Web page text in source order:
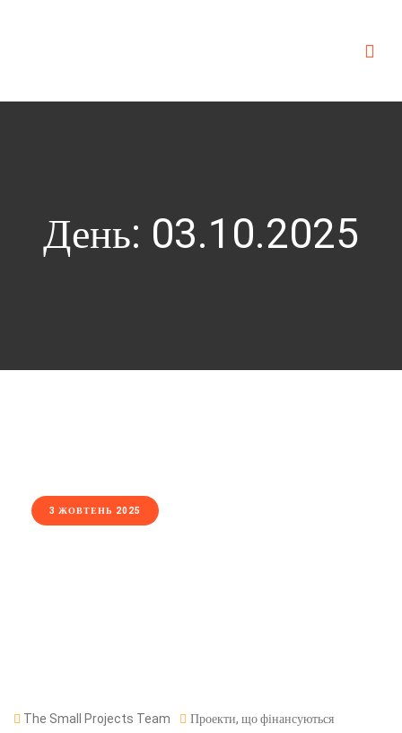
День: 03.10.2025
3 ЖОВТЕНЬ 2025
The Small Projects Team Проекти, що фінансуються